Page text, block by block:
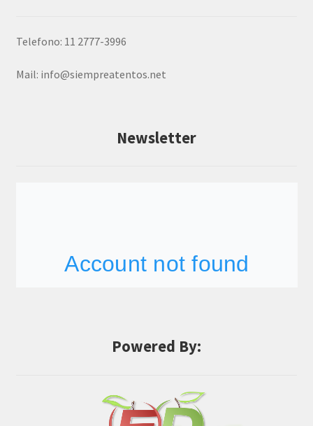
Telefono: 11 2777-3996
Mail: info@siempreatentos.net
Newsletter
Powered By: